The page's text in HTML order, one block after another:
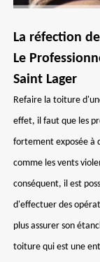
La réfection
Le
Saint Lager
Refaire la toiture
effet, il faut que les
fortement exposée à
comme les vents
conséquent, il est
d'effectuer des
plus assurer son
toiture qui est une